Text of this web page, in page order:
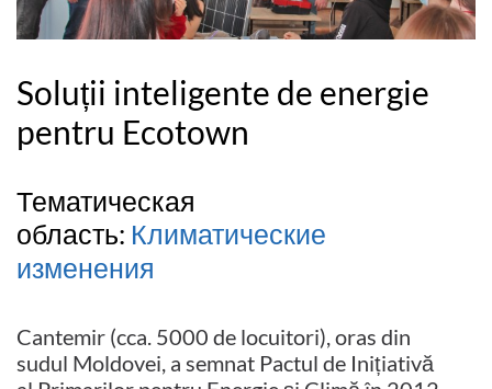
Soluții inteligente de energie
pentru Ecotown
Тематическая
область: Климатические
изменения
Cantemir (cca. 5000 de locuitori), oras din
sudul Moldovei, a semnat Pactul de Inițiativă